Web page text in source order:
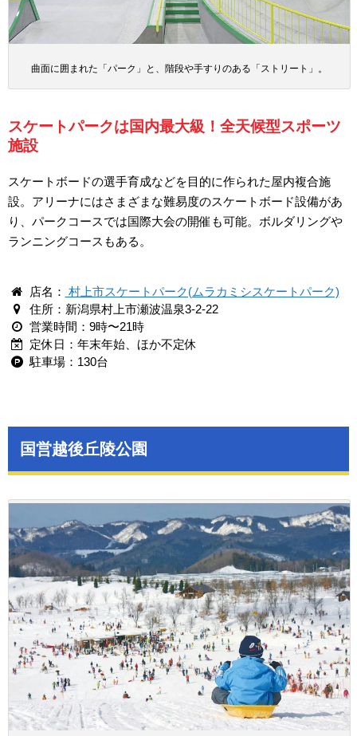
曲面に囲まれた「パーク」と、階段や手すりのある「ストリート」。
スケートパークは国内最大級！全天候型スポーツ
施設
スケートボードの選手育成などを目的に作られた屋内複合施
設。アリーナにはさまざまな難易度のスケートボード設備があ
り、パークコースでは国際大会の開催も可能。ボルダリングや
ランニングコースもある。
店名： 村上市スケートパーク(ムラカミシスケートパーク)
住所：新潟県村上市瀬波温泉3-2-22
営業時間：9時〜21時
定休日：年末年始、ほか不定休
駐車場：130台
国営越後丘陵公園